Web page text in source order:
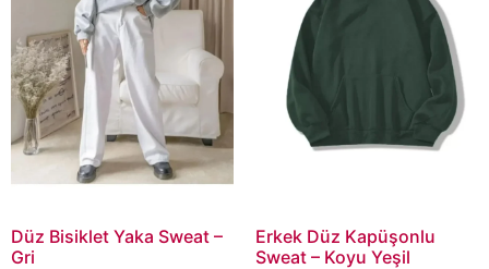
Düz Bisiklet Yaka Sweat –
Gri
Erkek Düz Kapüşonlu
Sweat – Koyu Yeşil